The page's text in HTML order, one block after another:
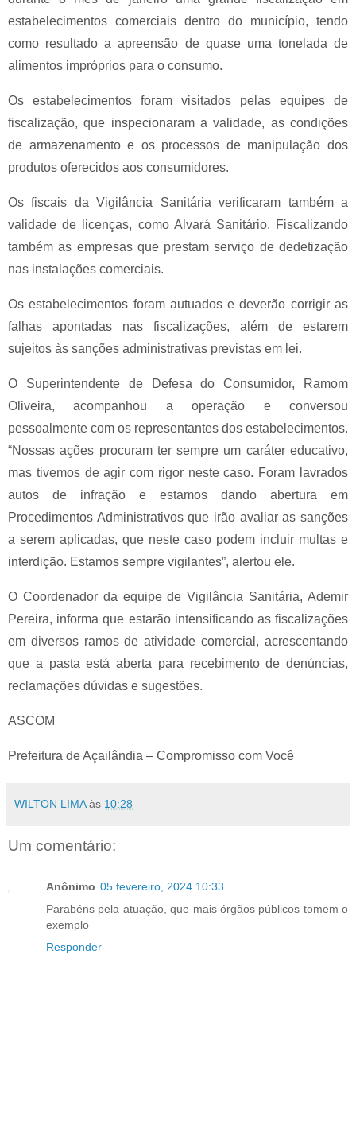
estabelecimentos comerciais dentro do município, tendo
como resultado a apreensão de quase uma tonelada de
alimentos impróprios para o consumo.
Os estabelecimentos foram visitados pelas equipes de
fiscalização, que inspecionaram a validade, as condições
de armazenamento e os processos de manipulação dos
produtos oferecidos aos consumidores.
Os fiscais da Vigilância Sanitária verificaram também a
validade de licenças, como Alvará Sanitário. Fiscalizando
também as empresas que prestam serviço de dedetização
nas instalações comerciais.
Os estabelecimentos foram autuados e deverão corrigir as
falhas apontadas nas fiscalizações, além de estarem
sujeitos às sanções administrativas previstas em lei.
O Superintendente de Defesa do Consumidor, Ramom
Oliveira, acompanhou a operação e conversou
pessoalmente com os representantes dos estabelecimentos.
“Nossas ações procuram ter sempre um caráter educativo,
mas tivemos de agir com rigor neste caso. Foram lavrados
autos de infração e estamos dando abertura em
Procedimentos Administrativos que irão avaliar as sanções
a serem aplicadas, que neste caso podem incluir multas e
interdição. Estamos sempre vigilantes”, alertou ele.
O Coordenador da equipe de Vigilância Sanitária, Ademir
Pereira, informa que estarão intensificando as fiscalizações
em diversos ramos de atividade comercial, acrescentando
que a pasta está aberta para recebimento de denúncias,
reclamações dúvidas e sugestões.
ASCOM
Prefeitura de Açailândia – Compromisso com Você
WILTON LIMA às 10:28
Um comentário:
Anônimo 05 fevereiro, 2024 10:33
Parabéns pela atuação, que mais órgãos públicos tomem o
exemplo
Responder